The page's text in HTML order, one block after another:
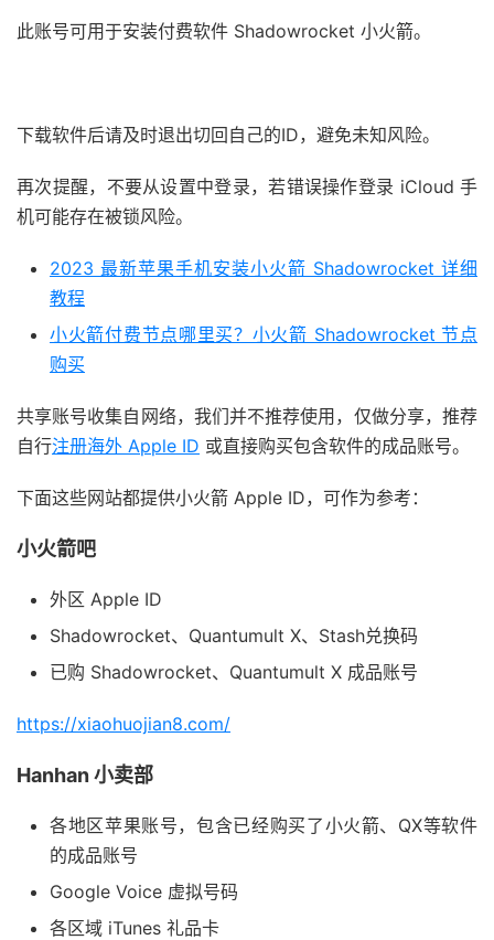
此账号可用于安装付费软件 Shadowrocket 小火箭。
下载软件后请及时退出切回自己的ID，避免未知风险。
再次提醒，不要从设置中登录，若错误操作登录 iCloud 手
机可能存在被锁风险。
2023 最新苹果手机安装小火箭 Shadowrocket 详细
教程
小火箭付费节点哪里买？小火箭 Shadowrocket 节点
购买
共享账号收集自网络，我们并不推荐使用，仅做分享，推荐
自行注册海外 Apple ID 或直接购买包含软件的成品账号。
下面这些网站都提供小火箭 Apple ID，可作为参考：
小火箭吧
外区 Apple ID
Shadowrocket、Quantumult X、Stash兑换码
已购 Shadowrocket、Quantumult X 成品账号
https://xiaohuojian8.com/
Hanhan 小卖部
各地区苹果账号，包含已经购买了小火箭、QX等软件
的成品账号
Google Voice 虚拟号码
各区域 iTunes 礼品卡